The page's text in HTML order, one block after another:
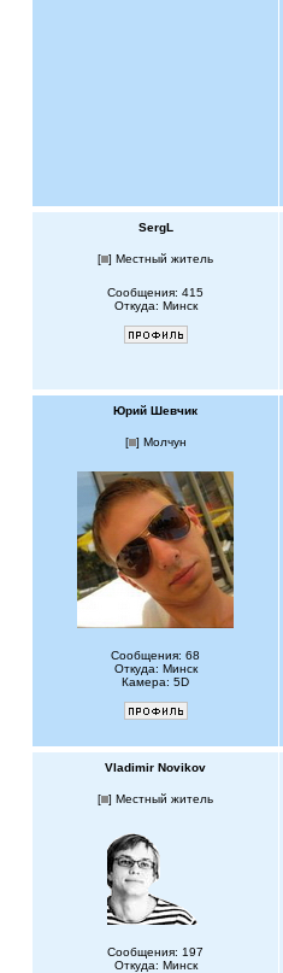
SergL
[ ] Местный житель
Сообщения: 415
Откуда: Минск
Юрий Шевчик
[ ] Молчун
Сообщения: 68
Откуда: Минск
Камера: 5D
Vladimir Novikov
[ ] Местный житель
Сообщения: 197
Откуда: Минск